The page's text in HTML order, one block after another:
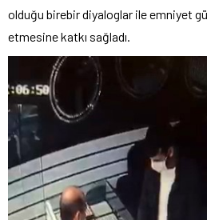
olduğu birebir diyaloglar ile emniyet
etmesine katkı sağladı.